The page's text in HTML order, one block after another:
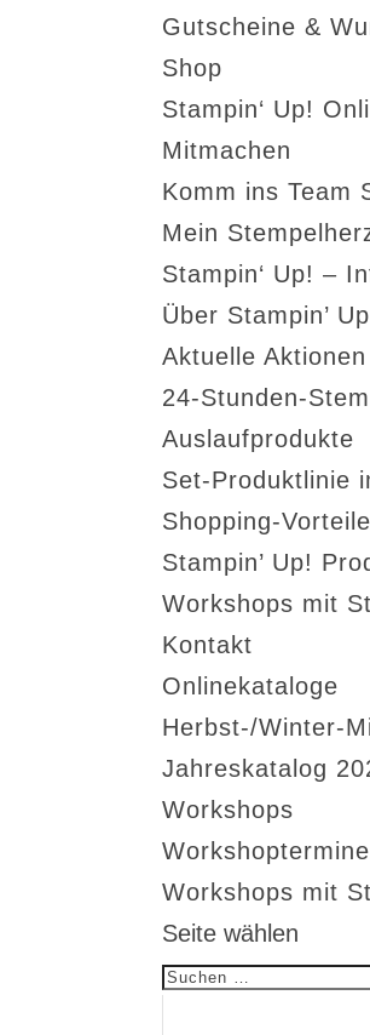
Gutscheine &
Shop
Stampin‘ Up!
Mitmachen
Komm ins Team
Mein
Stampin‘ Up! –
Über Stampin’
Aktuelle Aktionen
24-Stunden-
Auslaufprodukte
Set-Produktlinie
Shopping-Vorteile
Stampin’ Up!
Workshops mit
Kontakt
Onlinekataloge
Herbst-/Winter-
Jahreskatalog
Workshops
Workshops mit
Seite wählen